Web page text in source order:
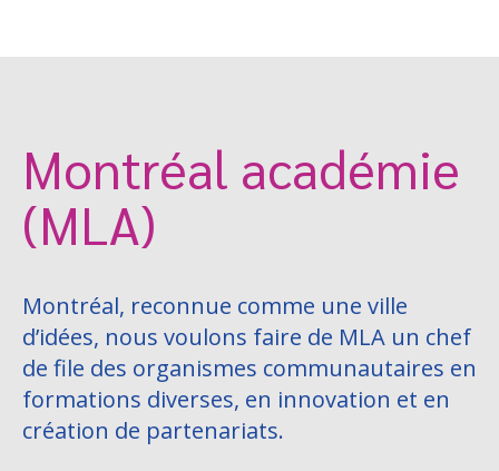
Montréal académie
(MLA)
Montréal, reconnue comme une ville
d’idées, nous voulons faire de MLA un chef
de file des organismes communautaires en
formations diverses, en innovation et en
création de partenariats.